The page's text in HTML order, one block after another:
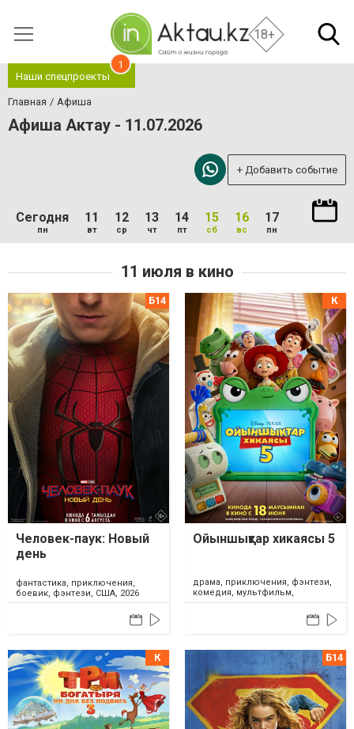
18+
Наши спецпроекты
1
Главная Афиша
Афиша Актау - 11.07.2026
+ Добавить событие
Сегодня
пн
11
вт
12
ср
13
чт
14
пт
15
сб
16
вс
17
пн
11 июля в кино
Человек-паук: Новый
день
фантастика, приключения,
боевик, фэнтези, США, 2026
Ойыншықтар хикаясы 5
драма, приключения, фэнтези,
комедия, мультфильм,
семейный, США, Япония, 2026